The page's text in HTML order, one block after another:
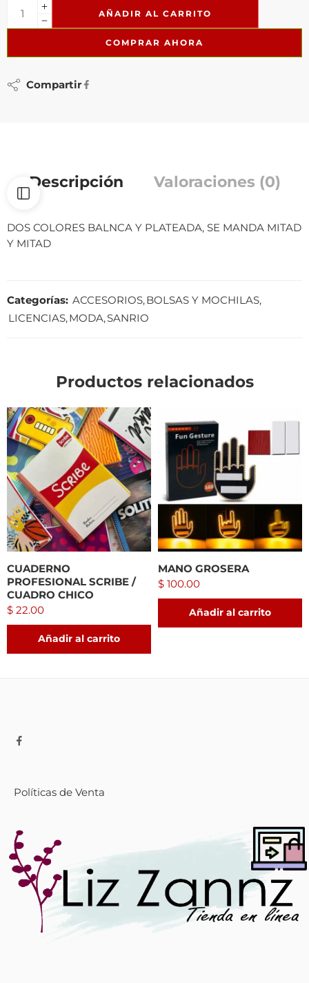
AÑADIR AL CARRITO
COMPRAR AHORA
Compartir
Descripción Valoraciones (0)
DOS COLORES BALNCA Y PLATEADA, SE MANDA MITAD
Y MITAD
Categorías: ACCESORIOS,BOLSAS Y MOCHILAS,
LICENCIAS,MODA,SANRIO
Productos relacionados
CUADERNO
PROFESIONAL SCRIBE /
CUADRO CHICO
$ 22.00
Añadir al carrito
MANO GROSERA
$ 100.00
Añadir al carrito
Políticas de Venta